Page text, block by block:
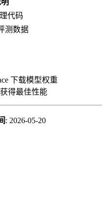
代码
测数据
下载模型权重
得最佳性能
: 2026-05-20